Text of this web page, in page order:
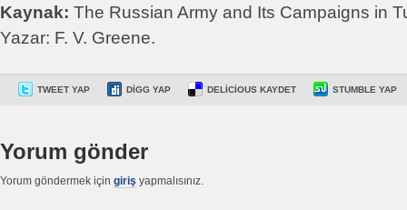
Kaynak: The Russian Army and Its Campaigns in
Yazar: F. V. Greene.
TWEET YAP DIGG YAP DELICIOUS KAYDET STUMBLE YAP
Yorum gönder
Yorum göndermek için giriş yapmalısınız.